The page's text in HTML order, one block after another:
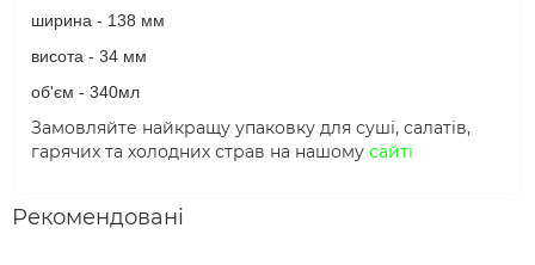
ширина - 138 мм
висота - 34 мм
об'єм - 340мл
Замовляйте найкращу упаковку для суші, салатів,
гарячих та холодних страв на нашому сайті
Рекомендовані